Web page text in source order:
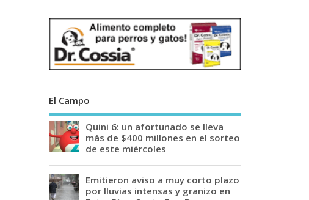
El Campo
Quini 6: un afortunado se lleva
más de $400 millones en el sorteo
de este miércoles
Emitieron aviso a muy corto plazo
por lluvias intensas y granizo en